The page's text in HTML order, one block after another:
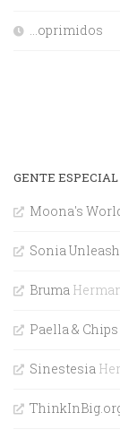
…oprimidos
GENTE ESPECIAL
Moona's
Sonia
Bruma
Paella & Chips
Sinestesia